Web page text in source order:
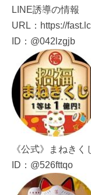
LINE誘導の情報
URL：https://
ID：@042lzgjb
《公式》まねきく
ID：@526fttqo